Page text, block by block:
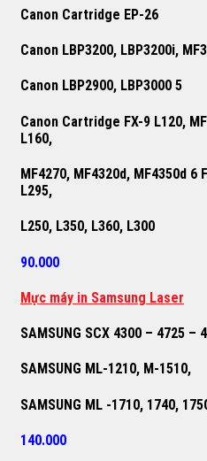
Canon Cartridge EP-26
Canon LBP3200, LBP3200i,
Canon LBP2900, LBP3000 5
Canon Cartridge FX-9 L120,
L160,
MF4270, MF4320d, MF4350d 6
L295,
L250, L350, L360, L300
90.000
Mực máy in Samsung Laser
SAMSUNG SCX 4300 – 4725 –
SAMSUNG ML-1210, M-1510,
SAMSUNG ML -1710, 1740,
140.000